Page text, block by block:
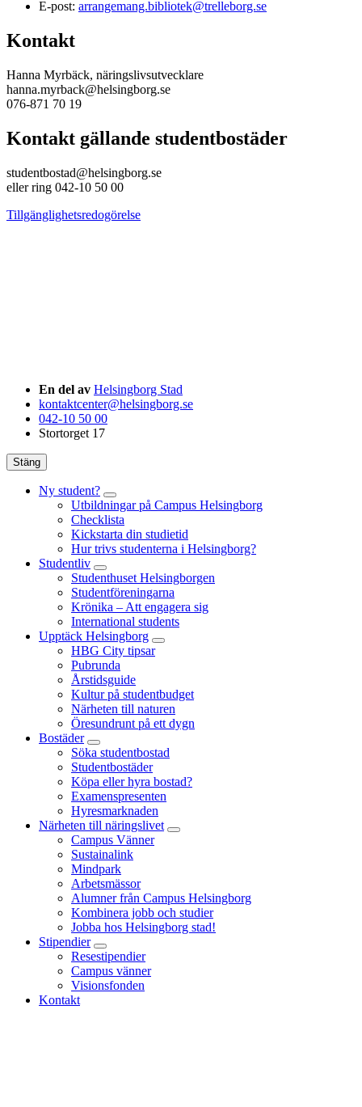
E-post: arrangemang.bibliotek@trelleborg.se
Kontakt
Hanna Myrbäck, näringslivsutvecklare
hanna.myrback@helsingborg.se
076-871 70 19
Kontakt gällande studentbostäder
studentbostad@helsingborg.se
eller ring 042-10 50 00
Tillgänglighetsredogörelse
En del av Helsingborg Stad
kontaktcenter@helsingborg.se
042-10 50 00
Stortorget 17
Stäng
Ny student?
Utbildningar på Campus Helsingborg
Checklista
Kickstarta din studietid
Hur trivs studenterna i Helsingborg?
Studentliv
Studenthuset Helsingborgen
Studentföreningarna
Krönika – Att engagera sig
International students
Upptäck Helsingborg
HBG City tipsar
Pubrunda
Årstidsguide
Kultur på studentbudget
Närheten till naturen
Öresundrunt på ett dygn
Bostäder
Söka studentbostad
Studentbostäder
Köpa eller hyra bostad?
Examenspresenten
Hyresmarknaden
Närheten till näringslivet
Campus Vänner
Sustainalink
Mindpark
Arbetsmässor
Alumner från Campus Helsingborg
Kombinera jobb och studier
Jobba hos Helsingborg stad!
Stipendier
Resestipendier
Campus vänner
Visionsfonden
Kontakt